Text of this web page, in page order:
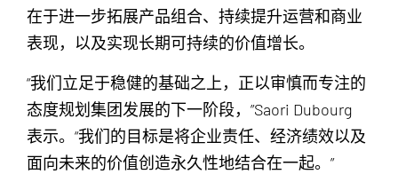
在于进一步拓展产品组合、持续提升运营和商业
表现，以及实现长期可持续的价值增长。
“我们立足于稳健的基础之上，正以审慎而专注的
态度规划集团发展的下一阶段，”Saori Dubourg
表示。“我们的目标是将企业责任、经济绩效以及
面向未来的价值创造永久性地结合在一起。”